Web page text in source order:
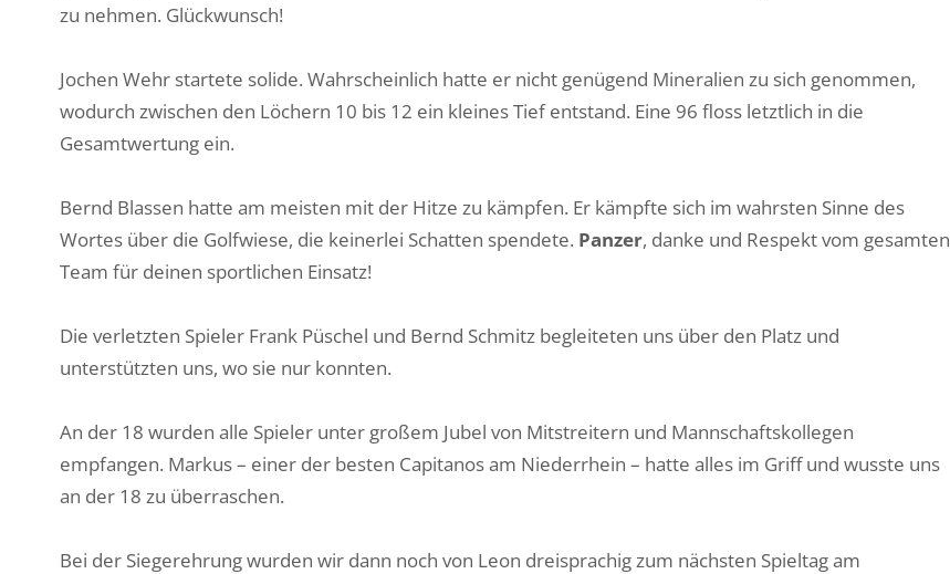
zu nehmen. Glückwunsch!
Jochen Wehr startete solide. Wahrscheinlich hatte er nicht genügend Mineralien zu sich genommen,
wodurch zwischen den Löchern 10 bis 12 ein kleines Tief entstand. Eine 96 floss letztlich in die
Gesamtwertung ein.
Bernd Blassen hatte am meisten mit der Hitze zu kämpfen. Er kämpfte sich im wahrsten Sinne des
Wortes über die Golfwiese, die keinerlei Schatten spendete. Panzer, danke und Respekt vom gesamten
Team für deinen sportlichen Einsatz!
Die verletzten Spieler Frank Püschel und Bernd Schmitz begleiteten uns über den Platz und
unterstützten uns, wo sie nur konnten.
An der 18 wurden alle Spieler unter großem Jubel von Mitstreitern und Mannschaftskollegen
empfangen. Markus – einer der besten Capitanos am Niederrhein – hatte alles im Griff und wusste uns
an der 18 zu überraschen.
Bei der Siegerehrung wurden wir dann noch von Leon dreisprachig zum nächsten Spieltag am